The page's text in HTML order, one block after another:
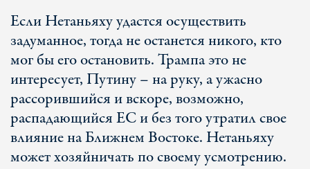
Если Нетаньяху удастся осуществить
задуманное, тогда не останется никого, кто
мог бы его остановить. Трампа это не
интересует, Путину – на руку, а ужасно
рассорившийся и вскоре, возможно,
распадающийся ЕС и без того утратил свое
влияние на Ближнем Востоке. Нетаньяху
может хозяйничать по своему усмотрению.